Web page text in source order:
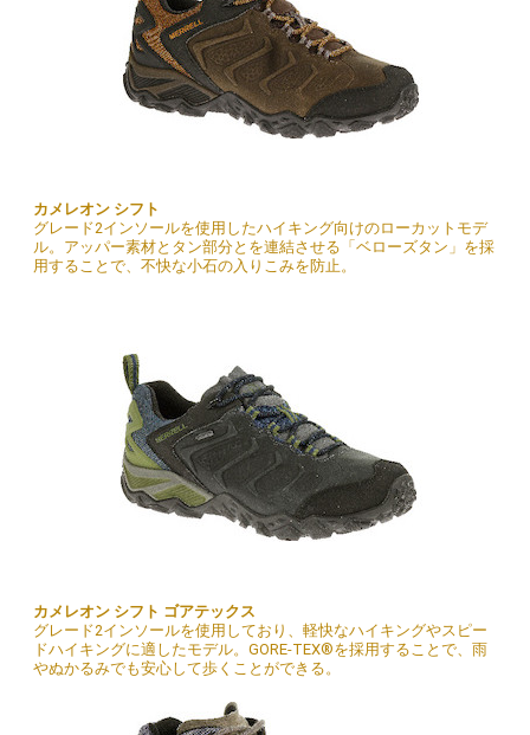
カメレオン シフト
グレード2インソールを使用したハイキング向けのローカットモデ
ル。アッパー素材とタン部分とを連結させる「ベローズタン」を採
用することで、不快な小石の入りこみを防止。
カメレオン シフト ゴアテックス
グレード2インソールを使用しており、軽快なハイキングやスピー
ドハイキングに適したモデル。GORE-TEX®を採用することで、雨
やぬかるみでも安心して歩くことができる。